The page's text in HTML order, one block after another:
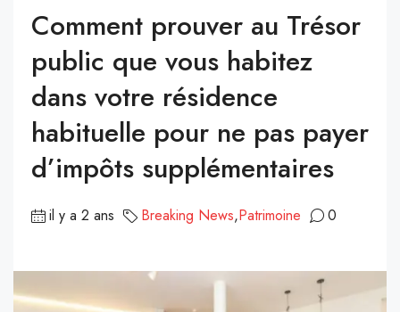
Comment prouver au Trésor
public que vous habitez
dans votre résidence
habituelle pour ne pas payer
d’impôts supplémentaires
il y a 2 ans Breaking News,Patrimoine 0